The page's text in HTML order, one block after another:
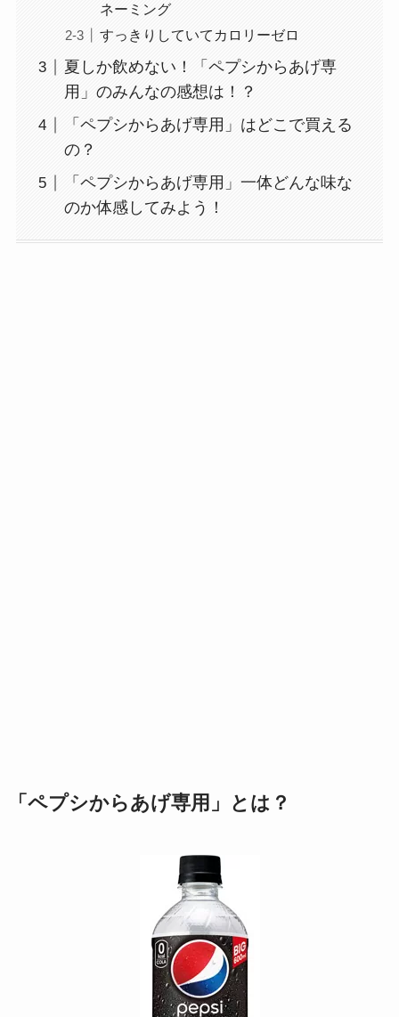
ネーミング
すっきりしていてカロリーゼロ
夏しか飲めない！「ペプシからあげ専
用」のみんなの感想は！？
「ペプシからあげ専用」はどこで買える
の？
「ペプシからあげ専用」一体どんな味な
のか体感してみよう！
「ペプシからあげ専用」とは？